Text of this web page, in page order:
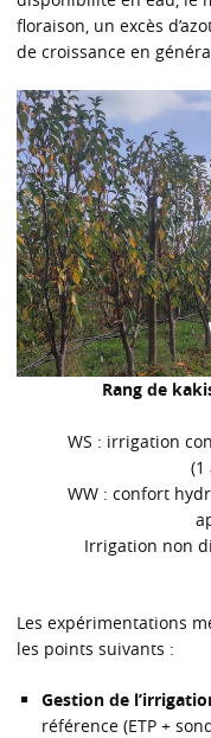
floraison, un excès
de croissance en
Rang de
WS : irrigation
(1
WW : confort
Irrigation non
Les expérimentations
les points suivants :
Gestion de
référence (ETP +